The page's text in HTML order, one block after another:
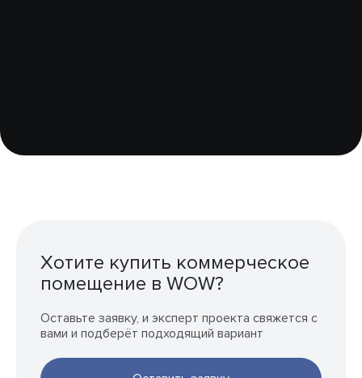
Хотите купить коммерческое
помещение в WOW?
Оставьте заявку, и эксперт проекта свяжется с
вами и подберёт подходящий вариант